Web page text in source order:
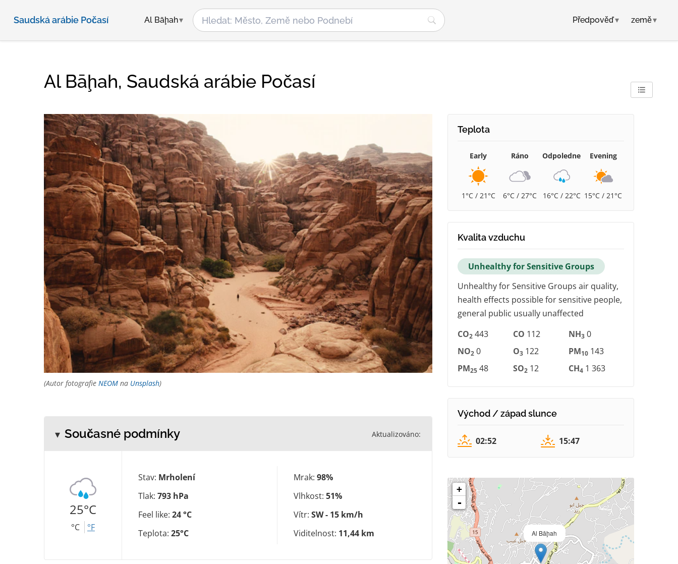
Saudská arábie Počasí Al Bāḩah Předpověď▾ země▾
Al Bāḩah, Saudská arábie Počasí
(Autor fotografie NEOM na Unsplash)
Současné podmínky Aktualizováno:
25°C
°C °F
Stav: Mrholení
Tlak: 793 hPa
Feel like: 24 °C
Teplota: 25°C
Mrak: 98%
Vlhkost: 51%
Vítr: SW - 15 km/h
Viditelnost: 11,44 km
Teplota
Early
1°C / 21°C
Ráno
6°C / 27°C
Odpoledne
16°C / 22°C
Evening
15°C / 21°C
Kvalita vzduchu
Unhealthy for Sensitive Groups
Unhealthy for Sensitive Groups air quality,
health effects possible for sensitive people,
general public usually unaffected
CO2 443 CO 112 NH3 0
NO2 0 O3 122 PM10 143
PM25 48 SO2 12 CH4 1 363
Východ / západ slunce
02:52 15:47
Al Bāḩah
+
-